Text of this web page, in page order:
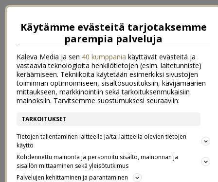
Kevät keikkuen tulevi
OLLA ONNELLINEN, RAKASTAA JA
TULLA RAKASTETUKSI
Käytämme evästeitä tarjotaksemme
parempia palveluja
Kaleva Media ja sen 40 kumppania käyttävät evästeitä ja
vastaavia teknologioita henkilötietojen (esim. laitetunniste)
keräämiseen. Tekniikoita käytetään esimerkiksi sivustojen
toiminnan optimoimiseen, sisältösuosituksiin, kävijämäärien
mittaukseen, markkinointiin sekä tarkoituksenmukaisiin
mainoksiin. Tarvitsemme suostumuksesi seuraaviin:
TARKOITUKSET
Tietojen tallentaminen laitteelle ja/tai laitteella olevien tietojen
käyttö
Kohdennettu mainonta ja personoitu sisältö, mainonnan ja
sisällön mittaaminen sekä yleisötutkimus
Palvelujen kehittäminen ja parantaminen